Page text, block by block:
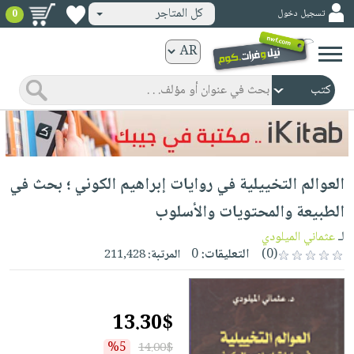
ورقية
المواضيع
صدر
حديثاً
الأكثر
مبيعاً
جوائز
شحن
مخفض
عروض
مشوقة
كتب
الكترونية
الرئيسية
صدر
حديثاً
الأكثر
مبيعاً
مجانية
كتب
صوتية
الصفحة
الرئيسية
masmu3
حدود
أطفال
الصفحة
وسائل
تسجيل دخول كل المتاجر 0
العوالم التخييلية في روايات إبراهيم الكوني ؛ بحث في
الطبيعة والمحتويات والأسلوب
لـعثماني الميلودي
(0)
التعليقات:0 المرتبة:211,428
13.30$
14.00$
%5